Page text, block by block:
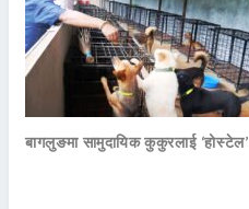
बागलुङमा सामुदायिक कुकुरलाई ‘होस्टेल’